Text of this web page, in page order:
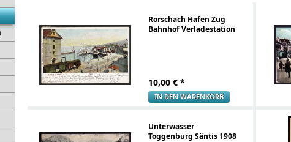
Rorschach Hafen Zug
Bahnhof Verladestation
10,00 € *
IN DEN WARENKORB
Unterwasser
Toggenburg Säntis 1908